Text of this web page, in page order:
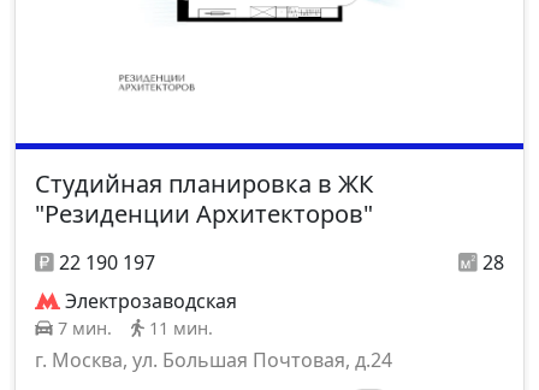
Студийная планировка в ЖК
"Резиденции Архитекторов"
22 190 197
28
Электрозаводская
7 мин. 11 мин.
г. Москва, ул. Большая Почтовая, д.24